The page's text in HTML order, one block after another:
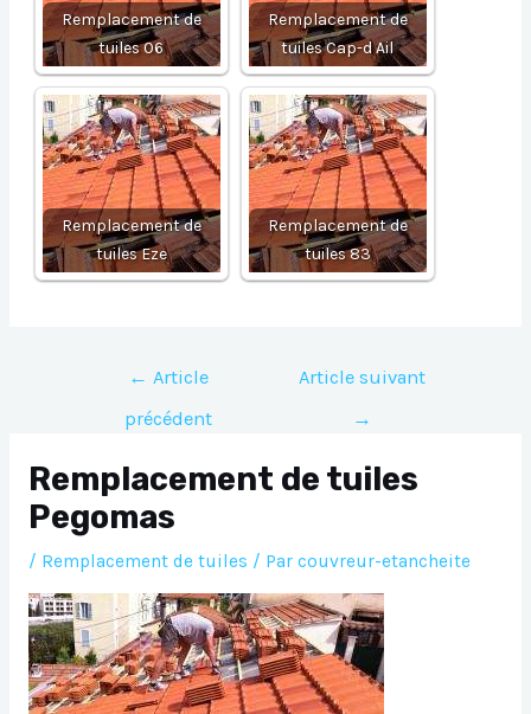
Remplacement de
tuiles 06
Remplacement de
tuiles Cap-d Ail
Remplacement de
tuiles Eze
Remplacement de
tuiles 83
Navigation
l’article
← Article
précédent
Article suivant
→
Remplacement de tuiles
Pegomas
/ Remplacement de tuiles / Par couvreur-etancheite